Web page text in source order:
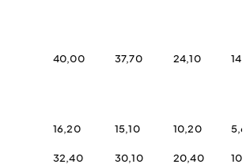
40,00 37,70 24,10
16,20 15,10 10,20
32,40 30,10 20,40